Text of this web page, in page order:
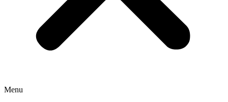
Menu